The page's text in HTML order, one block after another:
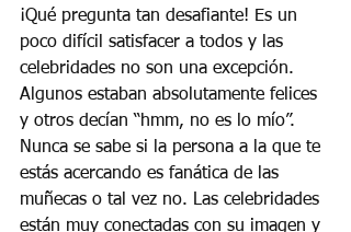
¡Qué pregunta tan desafiante! Es un
poco difícil satisfacer a todos y las
celebridades no son una excepción.
Algunos estaban absolutamente felices
y otros decían “hmm, no es lo mío”.
Nunca se sabe si la persona a la que te
estás acercando es fanática de las
muñecas o tal vez no. Las celebridades
están muy conectadas con su imagen y